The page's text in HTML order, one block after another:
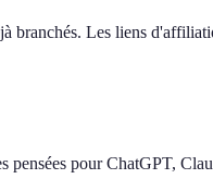
branchés. Les liens
pensées pour ChatGPT,